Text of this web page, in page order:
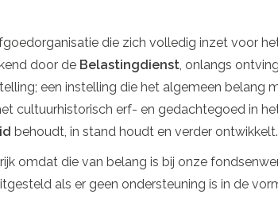
die zich volledig inzet voor
door de Belastingdienst, onlangs
een instelling die het algemeen belang
cultuurhistorisch erf- en gedachtegoed in
behoudt, in stand houdt en verder ontwikkelt.
omdat die van belang is bij onze
als er geen ondersteuning is in de